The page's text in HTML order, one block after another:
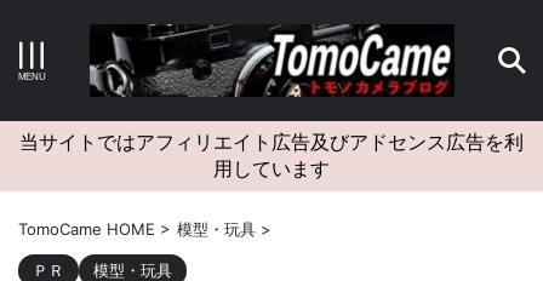
キーワードで検索する
カテゴリー
当サイトではアフィリエイト広告及びアドセンス広告を利
用しています
TomoCame HOME > 模型・玩具 >
ＰＲ 模型・玩具